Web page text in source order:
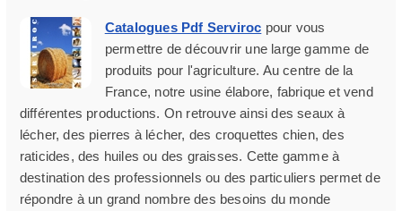
Catalogues Pdf Serviroc pour vous
permettre de découvrir une large gamme de
produits pour l'agriculture. Au centre de la
France, notre usine élabore, fabrique et vend
différentes productions. On retrouve ainsi des seaux à
lécher, des pierres à lécher, des croquettes chien, des
raticides, des huiles ou des graisses. Cette gamme à
destination des professionnels ou des particuliers permet de
répondre à un grand nombre des besoins du monde